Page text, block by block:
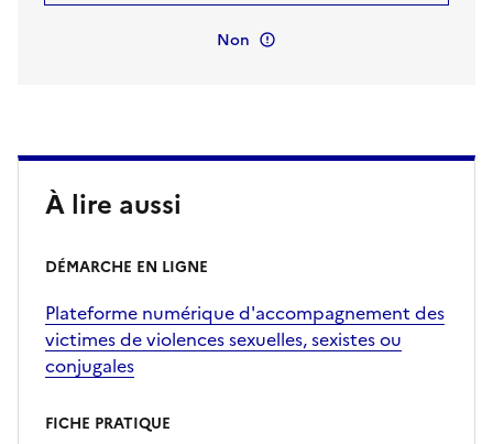
Non
À lire aussi
DÉMARCHE EN LIGNE
Plateforme numérique d'accompagnement des
victimes de violences sexuelles, sexistes ou
conjugales
FICHE PRATIQUE